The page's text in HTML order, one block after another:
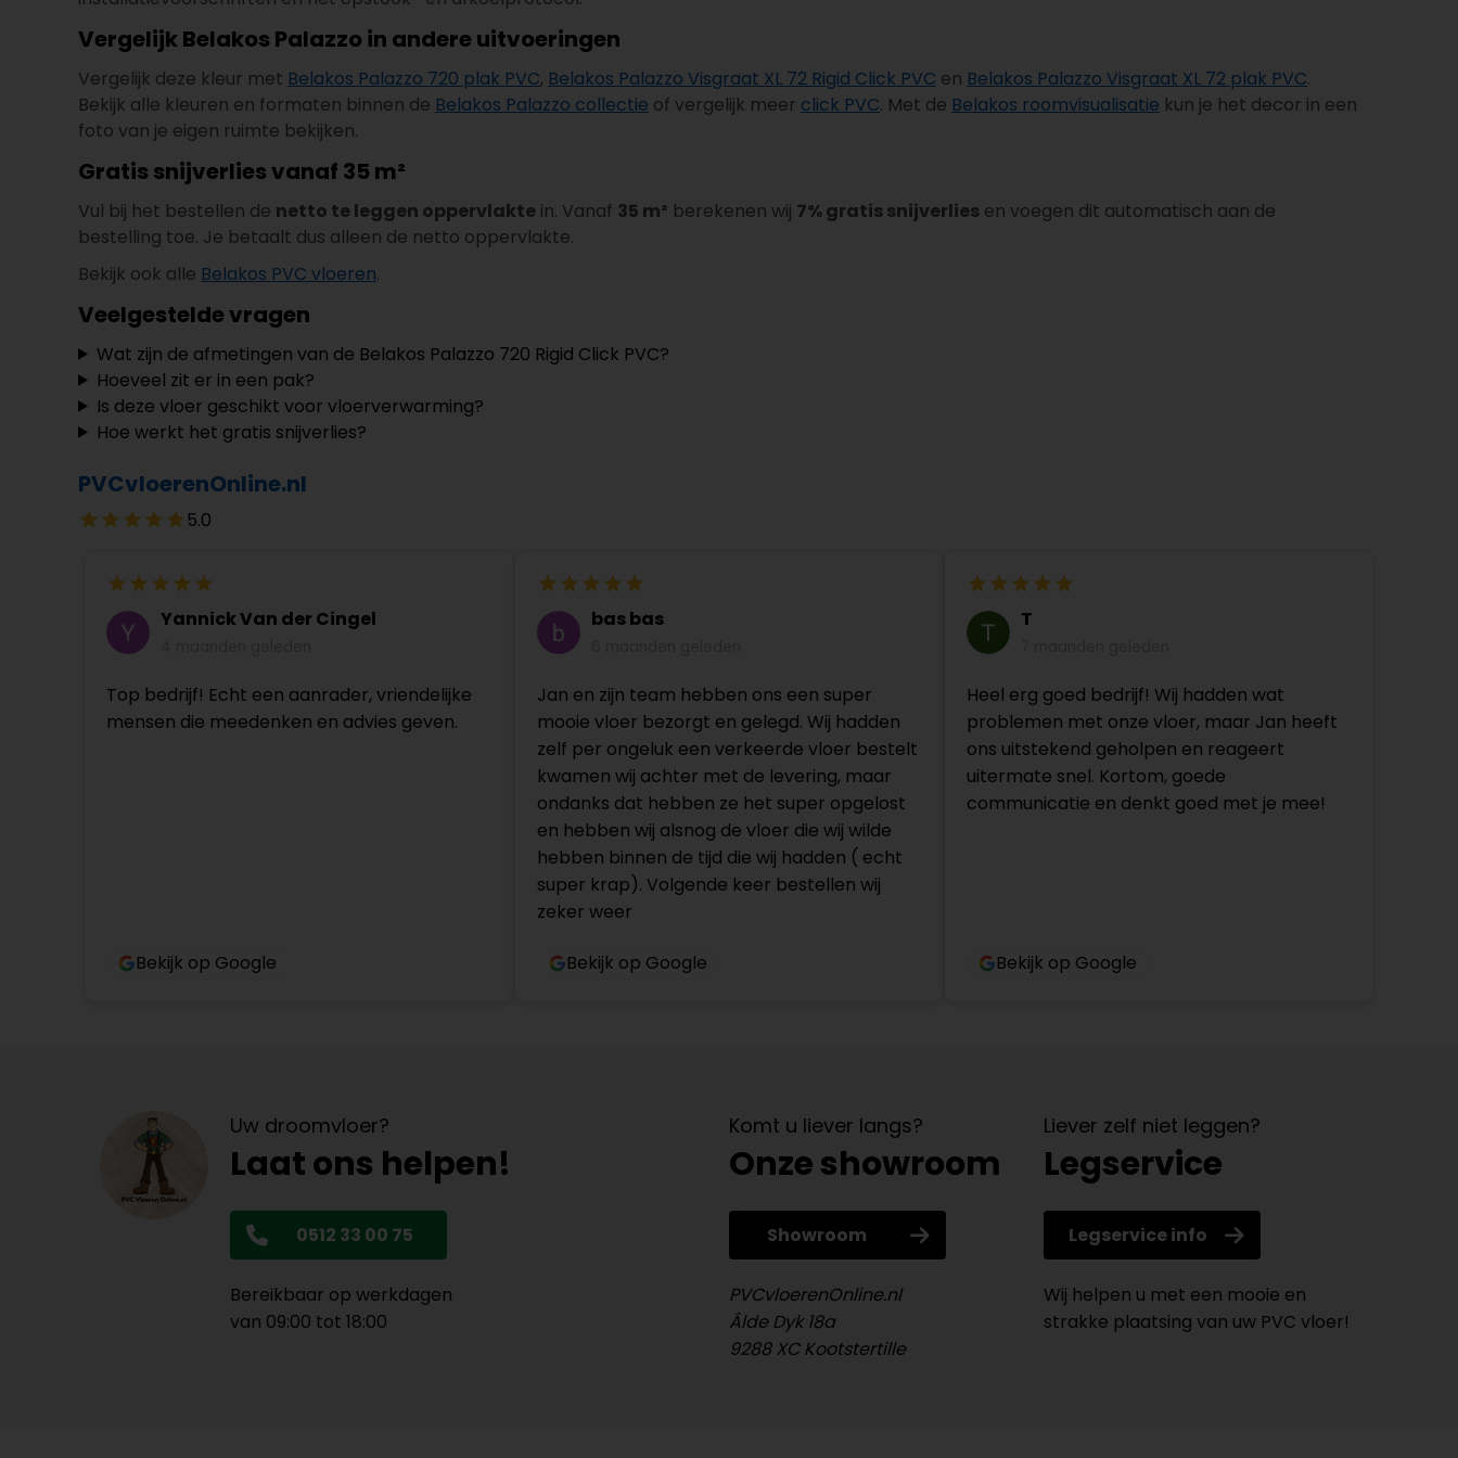
Vergelijk Belakos Palazzo in andere uitvoeringen
Vergelijk deze kleur met Belakos Palazzo 720 plak PVC, Belakos Palazzo Visgraat XL 72 Rigid Click PVC en Belakos Palazzo Visgraat XL 72 plak PVC.
Bekijk alle kleuren en formaten binnen de Belakos Palazzo collectie of vergelijk meer click PVC. Met de Belakos roomvisualisatie kun je het decor in een
foto van je eigen ruimte bekijken.
Gratis snijverlies vanaf 35 m²
Vul bij het bestellen de netto te leggen oppervlakte in. Vanaf 35 m² berekenen wij 7% gratis snijverlies en voegen dit automatisch aan de
bestelling toe. Je betaalt dus alleen de netto oppervlakte.
Bekijk ook alle Belakos PVC vloeren.
Veelgestelde vragen
Wat zijn de afmetingen van de Belakos Palazzo 720 Rigid Click PVC?
Hoeveel zit er in een pak?
Is deze vloer geschikt voor vloerverwarming?
Hoe werkt het gratis snijverlies?
PVCvloerenOnline.nl
5.0
Yannick Van der Cingel
Top bedrijf! Echt een aanrader, vriendelijke
mensen die meedenken en advies geven.
Bekijk op Google
bas bas
Jan en zijn team hebben ons een super
mooie vloer bezorgt en gelegd. Wij hadden
zelf per ongeluk een verkeerde vloer bestelt
kwamen wij achter met de levering, maar
ondanks dat hebben ze het super opgelost
en hebben wij alsnog de vloer die wij wilde
hebben binnen de tijd die wij hadden ( echt
super krap). Volgende keer bestellen wij
zeker weer
Bekijk op Google
T
Heel erg goed bedrijf! Wij hadden wat
problemen met onze vloer, maar Jan heeft
ons uitstekend geholpen en reageert
uitermate snel. Kortom, goede
communicatie en denkt goed met je mee!
Bekijk op Google
Uw droomvloer?
Laat ons helpen!
0512 33 00 75
Bereikbaar op werkdagen
van 09:00 tot 18:00
Komt u liever langs?
Onze showroom
Showroom
PVCvloerenOnline.nl
Âlde Dyk 18a
9288 XC Kootstertille
Liever zelf niet leggen?
Legservice
Legservice info
Wij helpen u met een mooie en
strakke plaatsing van uw PVC vloer!